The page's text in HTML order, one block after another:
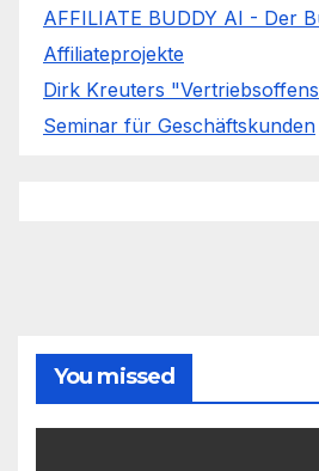
AFFILIATE BUDDY AI - Der
Affiliateprojekte
Dirk Kreuters
Seminar für Geschäftskunden
You missed